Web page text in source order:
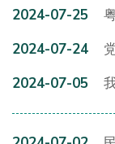
2024-07-25
粤
2024-07-24
党
2024-07-05